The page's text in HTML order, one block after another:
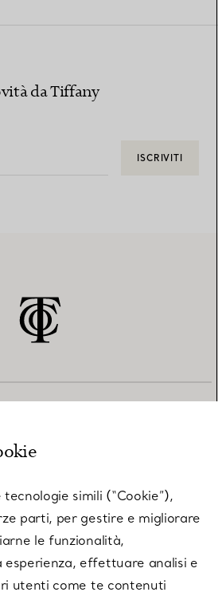
da Tiffany
ISCRIVITI
simili (“Cookie”),
parti, per gestire e migliorare
le funzionalità,
esperienza, effettuare analisi e
utenti come te contenuti